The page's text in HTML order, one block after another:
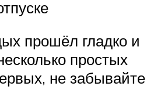
прошёл гладко и
простых
не забывайте